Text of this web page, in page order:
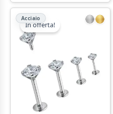
In offerta!
Acciaio